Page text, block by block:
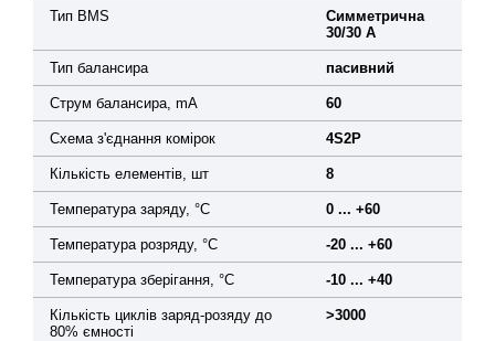
Тип BMS
Симметрична
30/30 А
Тип балансира пасивний
Струм балансира, mA 60
Схема з'єднання комірок 4S2P
Кількість елементів, шт 8
Температура заряду, °C 0 ... +60
Температура розряду, °C -20 ... +60
Температура зберігання, °C -10 ... +40
Кількість циклів заряд-розяду до
80% ємності
>3000